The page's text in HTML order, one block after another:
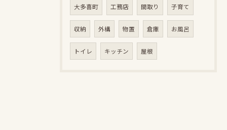
大多喜町 工務店 間取り 子育て
収納 外構 物置 倉庫 お風呂
トイレ キッチン 屋根